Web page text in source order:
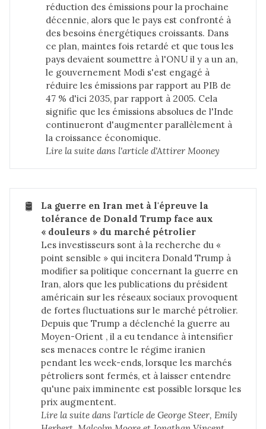
réduction des émissions pour la prochaine
décennie, alors que le pays est confronté à
des besoins énergétiques croissants. Dans
ce plan, maintes fois retardé et que tous les
pays devaient soumettre à l'ONU il y a un an,
le gouvernement Modi s'est engagé à
réduire les émissions par rapport au PIB de
47 % d'ici 2035, par rapport à 2005. Cela
signifie que les émissions absolues de l'Inde
continueront d'augmenter parallèlement à
la croissance économique.
Lire la suite dans l'article d'Attirer Mooney
🛢️
La guerre en Iran met à l'épreuve la
tolérance de Donald Trump face aux
« douleurs » du marché pétrolier
Les investisseurs sont à la recherche du «
point sensible » qui incitera Donald Trump à
modifier sa politique concernant la guerre en
Iran, alors que les publications du président
américain sur les réseaux sociaux provoquent
de fortes fluctuations sur le marché pétrolier.
Depuis que Trump a déclenché la guerre au
Moyen-Orient , il a eu tendance à intensifier
ses menaces contre le régime iranien
pendant les week-ends, lorsque les marchés
pétroliers sont fermés, et à laisser entendre
qu'une paix imminente est possible lorsque les
prix augmentent.
Lire la suite dans l'article de George Steer, Emily